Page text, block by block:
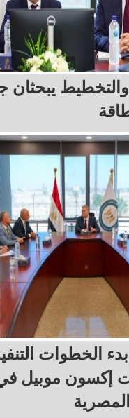
والتخطيط يبحثان
الخطوات
إكسون موبيل
المصرية